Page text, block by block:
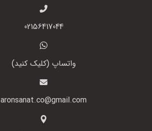
02156417044
واتساپ (کلیک کنید)
aronsanat.co@gmail.com